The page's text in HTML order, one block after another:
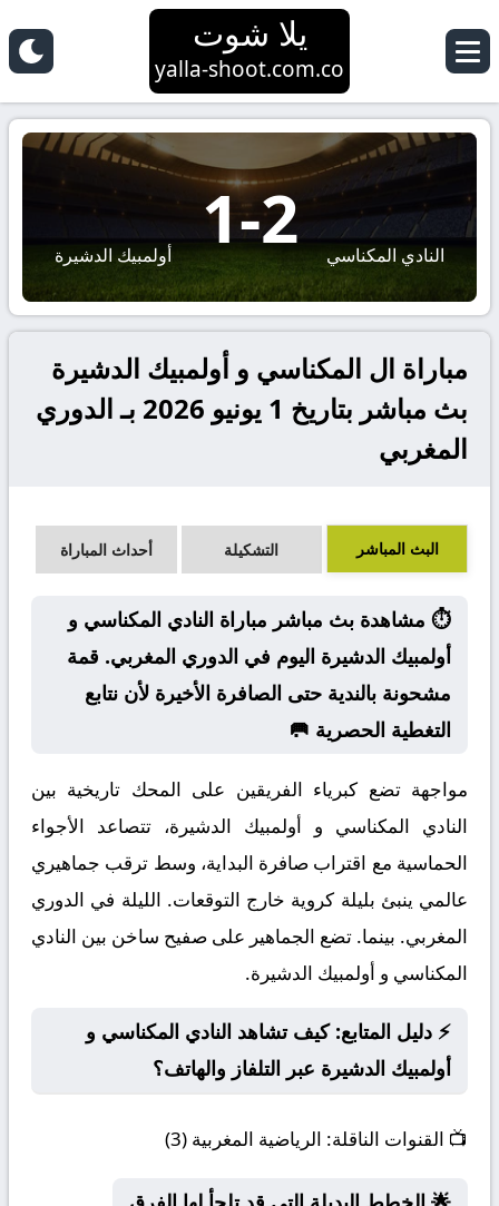
يلا شوت
yalla-shoot.com.co
النادي المكناسي 2
-
1 أولمبيك الدشيرة
مباراة ال المكناسي و أولمبيك الدشيرة
بث مباشر بتاريخ 1 يونيو 2026 بـ الدوري
المغربي
البث المباشر التشكيلة أحداث المباراة
⏱️ مشاهدة بث مباشر مباراة النادي المكناسي و
أولمبيك الدشيرة اليوم في الدوري المغربي. قمة
مشحونة بالندية حتى الصافرة الأخيرة لأن نتابع
التغطية الحصرية 🥅
مواجهة تضع كبرياء الفريقين على المحك تاريخية بين
النادي المكناسي و أولمبيك الدشيرة، تتصاعد الأجواء
الحماسية مع اقتراب صافرة البداية، وسط ترقب جماهيري
عالمي ينبئ بليلة كروية خارج التوقعات. الليلة في الدوري
المغربي. بينما. تضع الجماهير على صفيح ساخن بين النادي
المكناسي و أولمبيك الدشيرة.
⚡ دليل المتابع: كيف تشاهد النادي المكناسي و
أولمبيك الدشيرة عبر التلفاز والهاتف؟
📺 القنوات الناقلة: الرياضية المغربية (3)